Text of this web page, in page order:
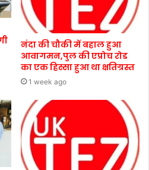
नंदा की चौकी में बहाल हुआ
आवागमन,पुल की एप्रोच रोड
का एक हिस्सा हुआ था क्षतिग्रस्त
1 week ago